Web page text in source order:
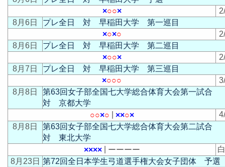
×○○×
8月6日
プレ全日 対 早稲田大学 第一巡目
×○×○
8月6日
プレ全日 対 早稲田大学 第二巡目
×○○×
8月7日
プレ全日 対 早稲田大学 第三巡目
×○○○
8月8日
第63回女子部全国七大学総合体育大会第一試合
対 京都大学
○○×○ ××○×
8月8日
第63回女子部全国七大学総合体育大会第二試合
対 東北大学
××××| ーーーー
8月23日 第72回全日本学生弓道選手権大会女子団体 予選